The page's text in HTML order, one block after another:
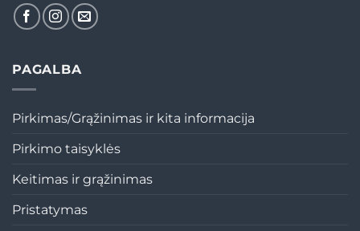
PAGALBA
Pirkimas/Grąžinimas ir kita informacija
Pirkimo taisyklės
Keitimas ir grąžinimas
Pristatymas